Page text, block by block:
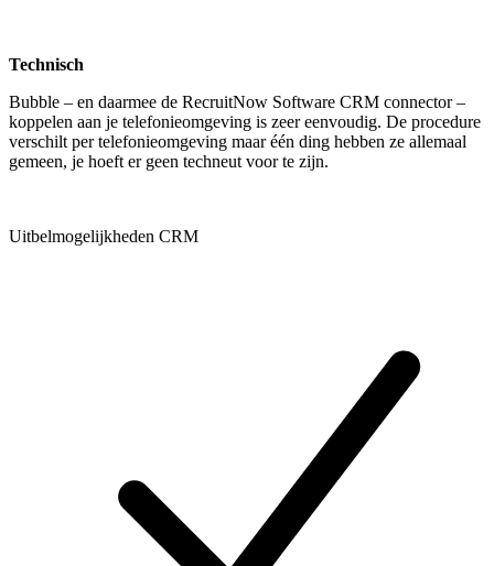
Technisch
Bubble – en daarmee de RecruitNow Software CRM connector –
koppelen aan je telefonieomgeving is zeer eenvoudig. De procedure
verschilt per telefonieomgeving maar één ding hebben ze allemaal
gemeen, je hoeft er geen techneut voor te zijn.
Uitbelmogelijkheden CRM